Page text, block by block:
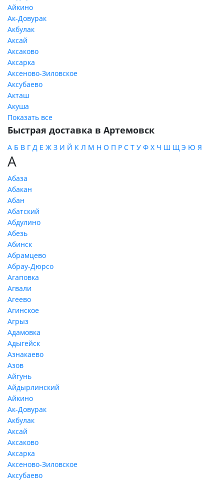
Айкино
Ак-Довурак
Акбулак
Аксай
Аксаково
Аксарка
Аксеново-Зиловское
Аксубаево
Акташ
Акуша
Показать все
Быстрая доставка в Артемовск
А Б В Г Д Е Ж З И Й К Л М Н О П Р С Т У Ф Х Ч Ш Щ Э Ю Я
А
Абаза
Абакан
Абан
Абатский
Абдулино
Абезь
Абинск
Абрамцево
Абрау-Дюрсо
Агаповка
Агвали
Агеево
Агинское
Агрыз
Адамовка
Адыгейск
Азнакаево
Азов
Айгунь
Айдырлинский
Айкино
Ак-Довурак
Акбулак
Аксай
Аксаково
Аксарка
Аксеново-Зиловское
Аксубаево